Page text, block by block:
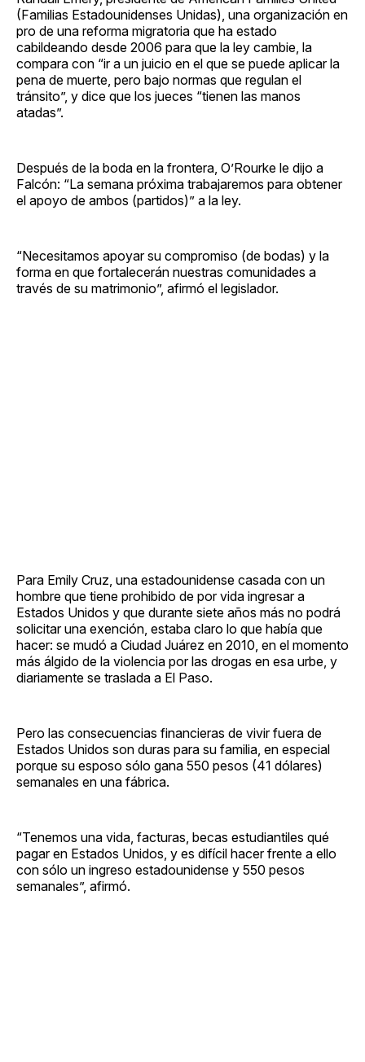
(Familias Estadounidenses Unidas), una organización en
pro de una reforma migratoria que ha estado
cabildeando desde 2006 para que la ley cambie, la
compara con “ir a un juicio en el que se puede aplicar la
pena de muerte, pero bajo normas que regulan el
tránsito”, y dice que los jueces “tienen las manos
atadas”.
Después de la boda en la frontera, O’Rourke le dijo a
Falcón: “La semana próxima trabajaremos para obtener
el apoyo de ambos (partidos)” a la ley.
“Necesitamos apoyar su compromiso (de bodas) y la
forma en que fortalecerán nuestras comunidades a
través de su matrimonio”, afirmó el legislador.
Para Emily Cruz, una estadounidense casada con un
hombre que tiene prohibido de por vida ingresar a
Estados Unidos y que durante siete años más no podrá
solicitar una exención, estaba claro lo que había que
hacer: se mudó a Ciudad Juárez en 2010, en el momento
más álgido de la violencia por las drogas en esa urbe, y
diariamente se traslada a El Paso.
Pero las consecuencias financieras de vivir fuera de
Estados Unidos son duras para su familia, en especial
porque su esposo sólo gana 550 pesos (41 dólares)
semanales en una fábrica.
“Tenemos una vida, facturas, becas estudiantiles qué
pagar en Estados Unidos, y es difícil hacer frente a ello
con sólo un ingreso estadounidense y 550 pesos
semanales”, afirmó.